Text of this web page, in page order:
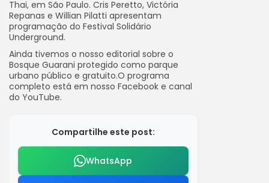
Thai, em São Paulo. Cris Peretto, Victória
Repanas e Willian Pilatti apresentam
programação do Festival Solidário
Underground.
Ainda tivemos o nosso editorial sobre o
Bosque Guarani protegido como parque
urbano público e gratuito.O programa
completo está em nosso Facebook e canal
do YouTube.
Compartilhe este post:
WhatsApp